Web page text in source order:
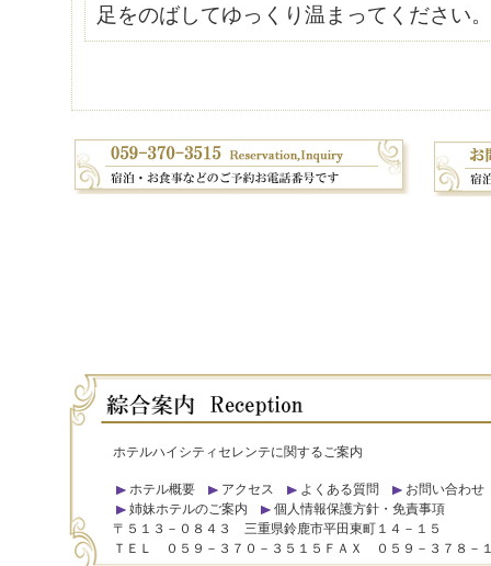
足をのばしてゆっくり温まってください
ホテルハイシティセレンテに関するご案内
ホテル概要 アクセス よくある質問
お問い合わせ
姉妹ホテルのご案内
個人情報保護方針・免責事項
〒５１３－０８４３ 三重県鈴鹿市平田東町１４－１５
ＴＥＬ ０５９－３７０－３５１５ＦＡＸ ０５９－３７８－